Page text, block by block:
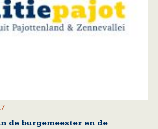
de burgemeester en de